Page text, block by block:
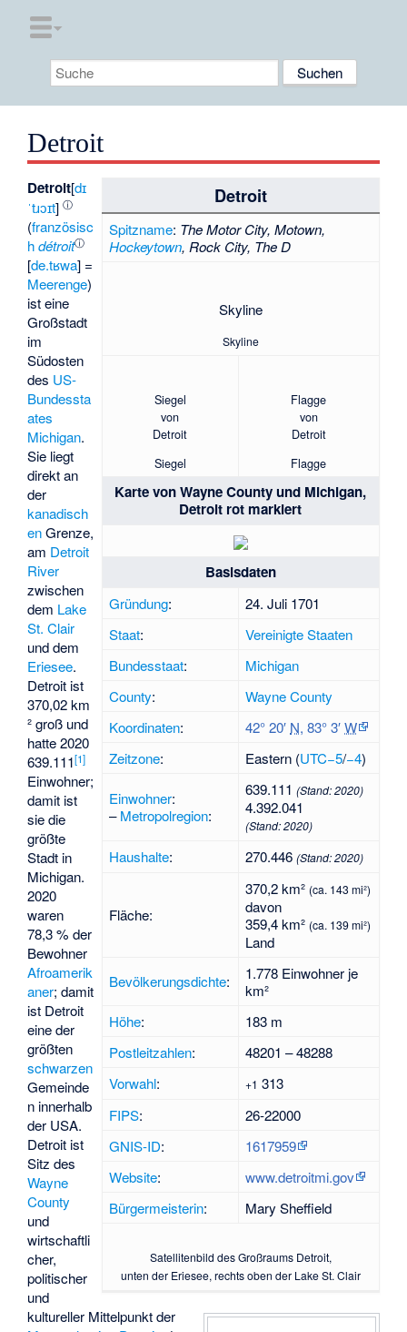
Detroit
Detroit
Spitzname: The Motor City, Motown,
Hockeytown, Rock City, The D
Skyline
Skyline
Siegel
von
Detroit
Siegel
Flagge
von
Detroit
Flagge
Karte von Wayne County und Michigan,
Detroit rot markiert
Basisdaten
Gründung:
24. Juli 1701
Staat:
Vereinigte Staaten
Bundesstaat:
Michigan
County:
Wayne County
Koordinaten: 42° 20′ N,83° 3′W
Zeitzone: Eastern (UTC−5/−4)
Einwohner:
–Metropolregion:
639.111 (Stand:2020)
4.392.041
(Stand:2020)
Haushalte: 270.446 (Stand:2020)
Fläche:
370,2 km² (ca. 143 mi²)
davon
359,4 km² (ca. 139 mi²)
Land
Bevölkerungsdichte:
1.778 Einwohner je
km²
Höhe:
183 m
Postleitzahlen:
48201 – 48288
Vorwahl: +1 313
FIPS:
26-22000
GNIS-ID:
1617959
Website:
www.detroitmi.gov
Bürgermeisterin: Mary Sheffield
Satellitenbild des Großraums Detroit,
unten der Eriesee, rechts oben der Lake St. Clair
Detroit[dɪ
ˈtɹɔɪt]ⓘ
(französisc
h détroitⓘ
[de.tʁwa] =
Meerenge)
ist eine
Großstadt
im
Südosten
des US-
Bundessta
ates
Michigan.
Sie liegt
direkt an
der
kanadisch
enGrenze,
am Detroit
River
zwischen
dem Lake
St. Clair
und dem
Eriesee.
Detroit ist
370,02 km
² groß und
hatte 2020
639.111[1]
Einwohner;
damit ist
sie die
größte
Stadt in
Michigan.
2020
waren
78,3 % der
Bewohner
Afroamerik
aner; damit
ist Detroit
eine der
größten
schwarzen
Gemeinde
n innerhalb
der USA.
Detroit ist
Sitz des
Wayne
County
und
wirtschaftli
cher,
politischer
und
kultureller Mittelpunkt der